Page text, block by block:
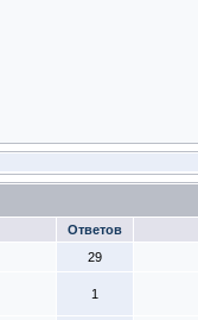
Ответов
29
1